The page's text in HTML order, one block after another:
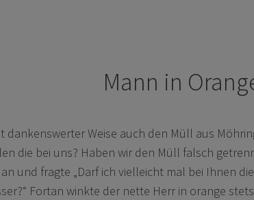
Mann in
Weise auch den Müll aus
die bei uns? Haben wir den Müll falsch
und fragte „Darf ich vielleicht mal bei Ihnen
Fortan winkte der nette Herr in orange